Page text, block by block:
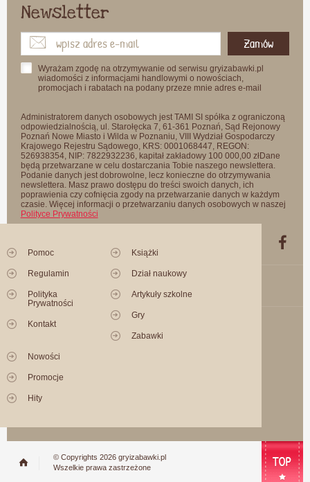
Newsletter
Zamów
Wyrażam zgodę na otrzymywanie od serwisu gryizabawki.pl
wiadomości z informacjami handlowymi o nowościach,
promocjach i rabatach na podany przeze mnie adres e-mail
Administratorem danych osobowych jest TAMI SI spółka z ograniczoną
odpowiedzialnością, ul. Starołęcka 7, 61-361 Poznań, Sąd Rejonowy
Poznań Nowe Miasto i Wilda w Poznaniu, VIII Wydział Gospodarczy
Krajowego Rejestru Sądowego, KRS: 0001068447, REGON:
526938354, NIP: 7822932236, kapitał zakładowy 100 000,00 złDane
będą przetwarzane w celu dostarczania Tobie naszego newslettera.
Podanie danych jest dobrowolne, lecz konieczne do otrzymywania
newslettera. Masz prawo dostępu do treści swoich danych, ich
poprawienia czy cofnięcia zgody na przetwarzanie danych w każdym
czasie. Więcej informacji o przetwarzaniu danych osobowych w naszej
Polityce Prywatności
Pomoc
Regulamin
Polityka
Prywatności
Kontakt
Książki
Dział naukowy
Artykuły szkolne
Gry
Zabawki
Nowości
Promocje
Hity
© Copyrights 2026 gryizabawki.pl
Wszelkie prawa zastrzeżone